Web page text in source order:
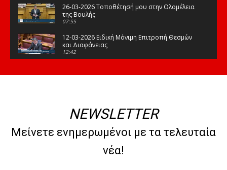
26-03-2026 Τοποθέτησή μου στην Ολομέλεια
της Βουλής
07:55
12-03-2026 Ειδική Μόνιμη Επιτροπή Θεσμών
και Διαφάνειας
12:42
της Βουλής
08:47
10-02-2026 Διαρκής Επιτροπή Μορφωτικών
Υποθέσεων
NEWSLETTER
Μείνετε ενημερωμένοι με τα τελευταία
νέα!